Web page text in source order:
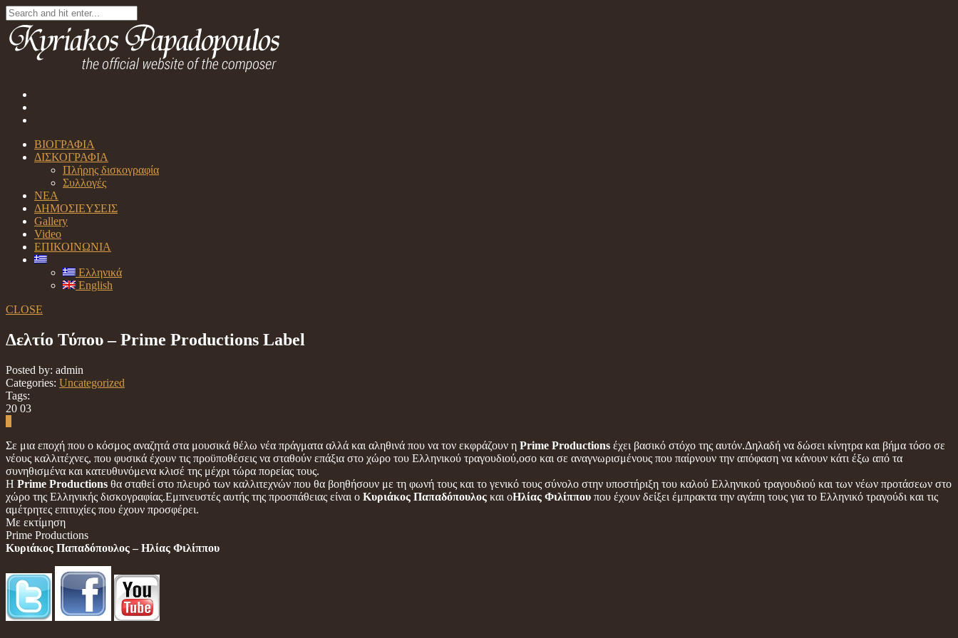
ΒΙΟΓΡΑΦΙΑ
ΔΙΣΚΟΓΡΑΦΙΑ
Πλήρης δισκογραφία
Συλλογές
ΝΕΑ
ΔΗΜΟΣΙΕΥΣΕΙΣ
Gallery
Video
ΕΠΙΚΟΙΝΩΝΙΑ
Ελληνικά
English
CLOSE
Δελτίο Τύπου – Prime Productions Label
Posted by: admin
Categories: Uncategorized
Tags:
20 03
Σε μια εποχή που ο κόσμος αναζητά στα μουσικά θέλω νέα πράγματα αλλά και αληθινά που να τον εκφράζουν η Prime Productions έχει βασικό στόχο της αυτόν.Δηλαδή να δώσει κίνητρα και βήμα τόσο σε
νέους καλλιτέχνες, που φυσικά έχουν τις προϋποθέσεις να σταθούν επάξια στο χώρο του Ελληνικού τραγουδιού,οσο και σε αναγνωρισμένους που παίρνουν την απόφαση να κάνουν κάτι έξω από τα
συνηθισμένα και κατευθυνόμενα κλισέ της μέχρι τώρα πορείας τους.
Η Prime Productions θα σταθεί στο πλευρό των καλλιτεχνών που θα βοηθήσουν με τη φωνή τους και το γενικό τους σύνολο στην υποστήριξη του καλού Ελληνικού τραγουδιού και των νέων προτάσεων στο
χώρο της Ελληνικής δισκογραφίας.Εμπνευστές αυτής της προσπάθειας είναι ο Κυριάκος Παπαδόπουλος και οΗλίας Φιλίππου που έχουν δείξει έμπρακτα την αγάπη τους για το Ελληνικό τραγούδι και τις
αμέτρητες επιτυχίες που έχουν προσφέρει.
Με εκτίμηση
Prime Prοductions
Κυριάκος Παπαδόπουλος – Ηλίας Φιλίππου